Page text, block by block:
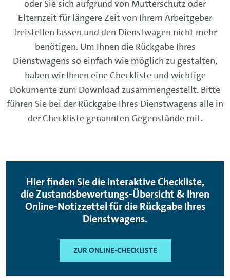
oder Sie sich aufgrund von Mutterschutz oder
Elternzeit für längere Zeit von Ihrem Arbeitgeber
freistellen lassen und den Dienstwagen nicht mehr
benötigen. Um Ihnen die Rückgabe Ihres
Dienstwagens so einfach wie möglich zu gestalten,
haben wir Ihnen eine Checkliste und wichtige
Dokumente zum Download zusammengestellt. Bitte
führen Sie bei der Rückgabe Ihres Dienstwagens alle in
der Checkliste genannten Gegenstände mit.
Hier finden Sie die interaktive Checkliste,
die Zustandsbewertungs-Übersicht & Ihren
Online-Notizzettel für die Rückgabe Ihres
Dienstwagens.
ZUR ONLINE-CHECKLISTE